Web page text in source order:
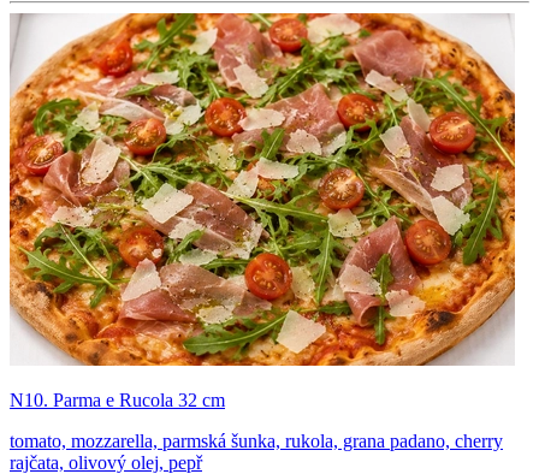
N10. Parma e Rucola 32 cm
tomato, mozzarella, parmská šunka, rukola, grana padano, cherry
rajčata, olivový olej, pepř